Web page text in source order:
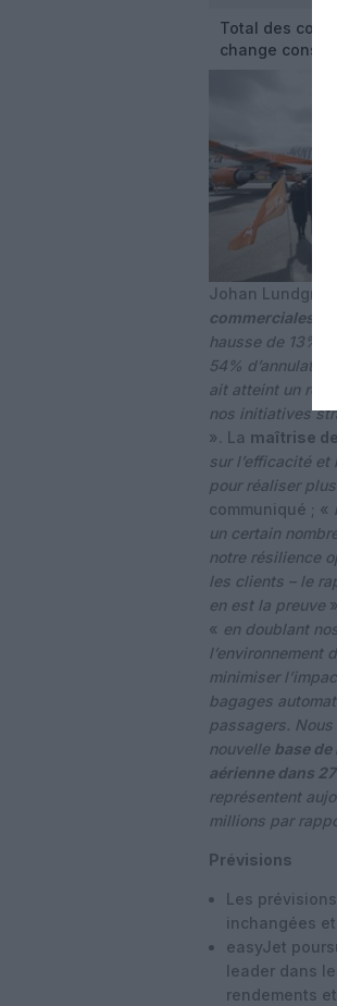
Total des
change
Johan
commerciales
hausse de 13%
54%
ait atteint un
nos initiatives
». La maîtrise
sur l’efficacité et
pour réaliser
communiqué ; «
un certain
notre résilience
les clients – le
en est la preuve
« en doublant
l’environnement
minimiser
bagages
passagers.
nouvelle base de
aérienne dans
représentent
millions par
Prévisions
Les
inchangées
easyJet
leader dans
rendements